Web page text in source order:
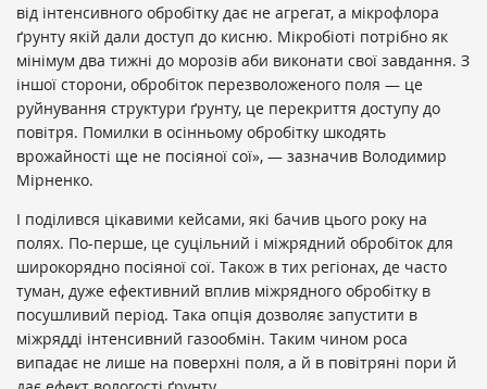
від інтенсивного обробітку дає не агрегат, а мікрофлора
ґрунту якій дали доступ до кисню. Мікробіоті потрібно як
мінімум два тижні до морозів аби виконати свої завдання. З
іншої сторони, обробіток перезволоженого поля — це
руйнування структури ґрунту, це перекриття доступу до
повітря. Помилки в осінньому обробітку шкодять
врожайності ще не посіяної сої», — зазначив Володимир
Мірненко.
І поділився цікавими кейсами, які бачив цього року на
полях. По-перше, це суцільний і міжрядний обробіток для
широкорядно посіяної сої. Також в тих регіонах, де часто
туман, дуже ефективний вплив міжрядного обробітку в
посушливий період. Така опція дозволяє запустити в
міжрядді інтенсивний газообмін. Таким чином роса
випадає не лише на поверхні поля, а й в повітряні пори й